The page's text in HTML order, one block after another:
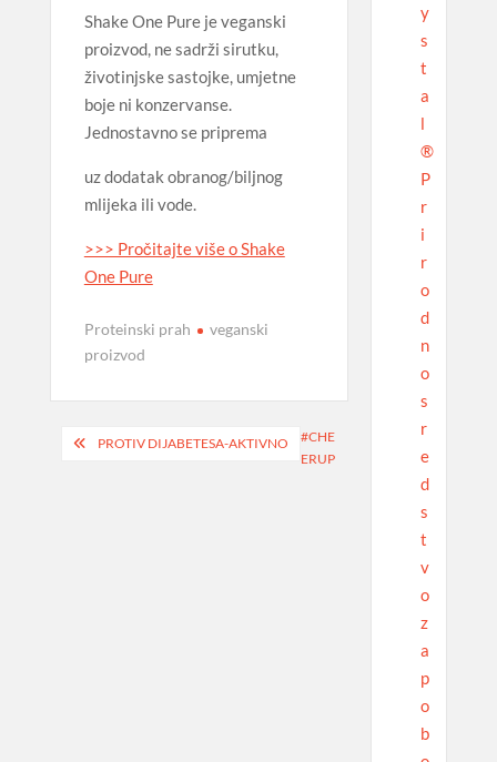
Shake One Pure je veganski
proizvod, ne sadrži sirutku,
životinjske sastojke, umjetne
boje ni konzervanse.
Jednostavno se priprema
uz dodatak obranog/biljnog
mlijeka ili vode.
>>> Pročitajte više o Shake
One Pure
Proteinski prah
veganski
proizvod
Navigacija
PROTIV DIJABETESA-AKTIVNO
#CHE
ERUP
y
s
t
a
l
®
P
r
i
r
o
d
n
o
s
r
e
d
s
t
v
o
z
a
p
o
b